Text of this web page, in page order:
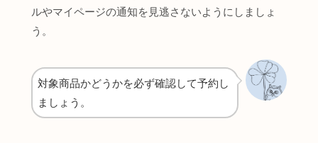
ルやマイページの通知を見逃さないようにしましょ
う。
対象商品かどうかを必ず確認して予約し
ましょう。